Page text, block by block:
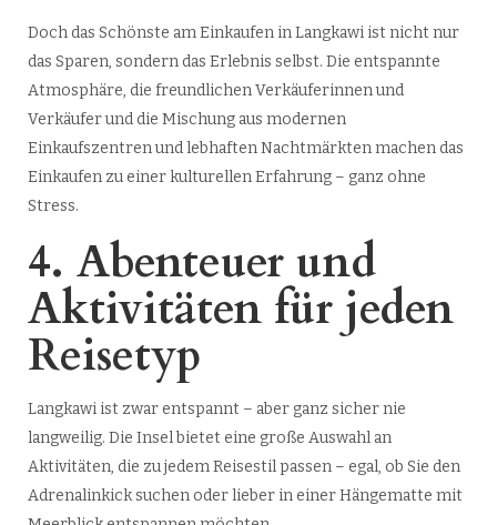
Doch das Schönste am Einkaufen in Langkawi ist nicht nur
das Sparen, sondern das Erlebnis selbst. Die entspannte
Atmosphäre, die freundlichen Verkäuferinnen und
Verkäufer und die Mischung aus modernen
Einkaufszentren und lebhaften Nachtmärkten machen das
Einkaufen zu einer kulturellen Erfahrung – ganz ohne
Stress.
4. Abenteuer und
Aktivitäten für jeden
Reisetyp
Langkawi ist zwar entspannt – aber ganz sicher nie
langweilig. Die Insel bietet eine große Auswahl an
Aktivitäten, die zu jedem Reisestil passen – egal, ob Sie den
Adrenalinkick suchen oder lieber in einer Hängematte mit